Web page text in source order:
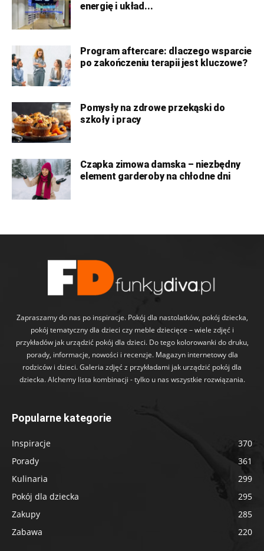
energię i układ...
Program aftercare: dlaczego wsparcie
po zakończeniu terapii jest kluczowe?
Pomysły na zdrowe przekąski do
szkoły i pracy
Czapka zimowa damska – niezbędny
element garderoby na chłodne dni
Zapraszamy do nas po inspiracje. Pokój dla nastolatków, pokój dziecka,
pokój tematyczny dla dzieci czy meble dziecięce – wiele zdjęć i
przykładów jak urządzić pokój dla dzieci. Do tego kolorowanki do druku,
porady, informacje, nowości i recenzje. Magazyn internetowy dla
rodziców i dzieci. Galeria zdjęć z przykładami jak urządzić pokój dla
dziecka. Alchemy lista kombinacji - tylko u nas wszystkie rozwiązania.
Popularne kategorie
Inspiracje
370
Porady
361
Kulinaria
299
Pokój dla dziecka
295
Zakupy
285
Zabawa
220